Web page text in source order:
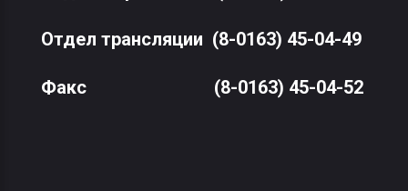
Отдел трансляции (8-0163) 45-04-49
Факс(8-0163) 45-04-52